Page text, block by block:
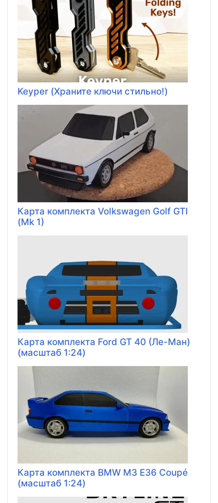
Keyper (Храните ключи стильно!)
Карта комплекта Volkswagen Golf GTI
(Mk 1)
Карта комплекта Ford GT 40 (Ле-Ман)
(масштаб 1:24)
Карта комплекта BMW M3 E36 Coupé
(масштаб 1:24)